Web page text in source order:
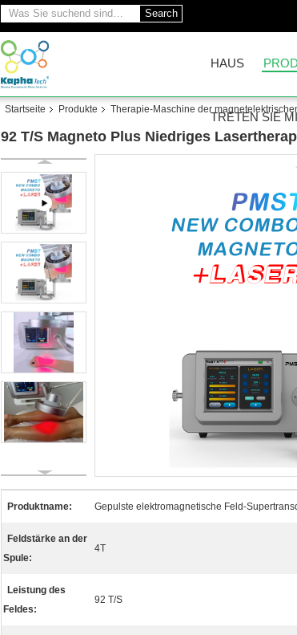
Search
HAUS
TRETEN SIE
Startseite Produkte Therapie-Maschine der
92 T/S Magneto Plus Niedriges
Produktname: Gepulste elektromagnetische Feld-
Feldstärke an der
Spule:
4T
Leistung des
Feldes:
92 T/S